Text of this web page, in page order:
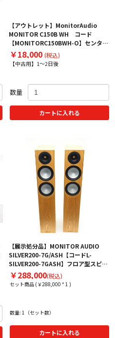
【アウトレット】MonitorAudio
MONITOR C150B WH コード
【MONITORC150BWH-O】センター
スピーカー
￥18,000 (税込)
【中古用】1～2日後
数量
カートに入れる
【展示処分品】MONITOR AUDIO
SILVER200-7G/ASH【コードL-
SILVER200-7GASH】フロア型スピー
カー（ペア）
￥288,000(税込)
セット商品 (￥288,000 * 1 )
数量: 1（セット数）
カートに入れる